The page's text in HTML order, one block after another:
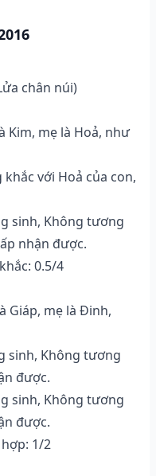
chân núi)
Kim, mẹ là Hoả, như
với Hoả của con,
sinh, Không tương
nhận được.
0.5/4
Giáp, mẹ là Đinh,
sinh, Không tương
được.
sinh, Không tương
được.
1/2